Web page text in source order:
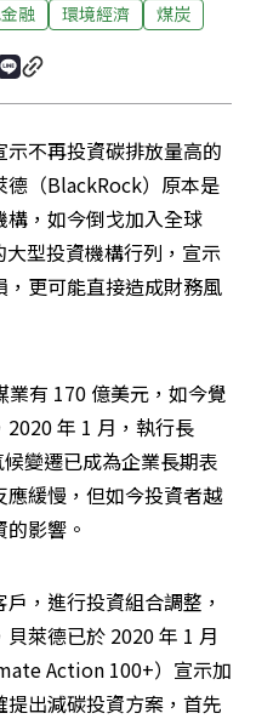
融 環境經濟 煤炭
不再投資碳排放量高的
德（BlackRock）原本是
，如今倒戈加入全球
型投資機構行列，宣示
更可能直接造成財務風
業有 170 億美元，如今覺
年 1 月，執行長
變遷已成為企業長期表
緩慢，但如今投資者越
影響。
，進行投資組合調整，
萊德已於 2020 年 1 月
Action 100+）宣示加
出減碳投資方案，首先